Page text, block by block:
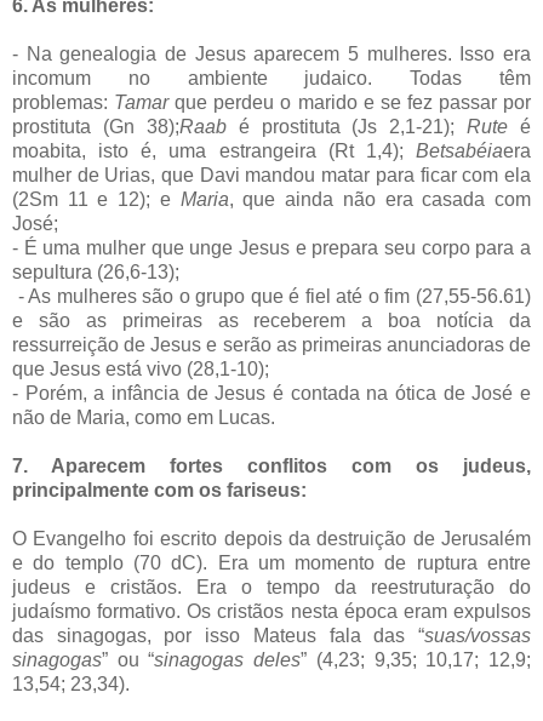
6. As mulheres:
- Na genealogia de Jesus aparecem 5 mulheres. Isso era
incomum no ambiente judaico. Todas têm
problemas: Tamar que perdeu o marido e se fez passar por
prostituta (Gn 38);Raab é prostituta (Js 2,1-21); Rute é
moabita, isto é, uma estrangeira (Rt 1,4);
Betsabéiaera
mulher de Urias, que Davi mandou matar para ficar com ela
(2Sm 11 e 12); e Maria, que ainda não era casada com
José;
- É uma mulher que unge Jesus e prepara seu corpo para a
sepultura (26,6-13);
- As mulheres são o grupo que é fiel até o fim (27,55-56.61)
e são as primeiras as receberem a boa notícia da
ressurreição de Jesus e serão as primeiras anunciadoras de
que Jesus está vivo (28,1-10);
- Porém, a infância de Jesus é contada na ótica de José e
não de Maria, como em Lucas.
7. Aparecem fortes conflitos com os judeus,
principalmente com os fariseus:
O Evangelho foi escrito depois da destruição de Jerusalém
e do templo (70 dC). Era um momento de ruptura entre
judeus e cristãos. Era o tempo da reestruturação do
judaísmo formativo. Os cristãos nesta época eram expulsos
das sinagogas, por isso Mateus fala das “suas/vossas
sinagogas” ou “sinagogas deles” (4,23; 9,35; 10,17; 12,9;
13,54; 23,34).